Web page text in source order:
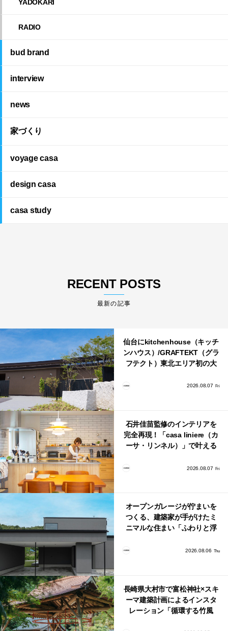
YADOKARI
RADIO
bud brand
interview
news
家づくり
voyage casa
design casa
casa study
RECENT POSTS
最新の記事
仙台にkitchenhouse（キッチ
ンハウス）/GRAFTEKT（グラ
フテクト）東北エリア初の大
2026.08.07 Fri
石井佳苗監修のインテリアを
完全再現！「casa liniere（カ
ーサ・リンネル）」で叶える
2026.08.07 Fri
オープンガレージが佇まいを
つくる、建築家が手がけたミ
ニマルな住まい「ふわりと浮
2026.08.06 Thu
長崎県大村市で富松神社×スキ
ーマ建築計画によるインスタ
レーション「循環する竹風